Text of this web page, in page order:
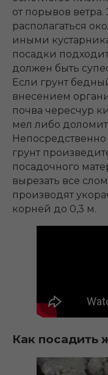
от порывов ветра.
располагаться
иными
посадки
должен быть
Если грунт
внесением
почва чересчур
мел либо
грунт
посадочного
вырезать все
производят
корней до 0,3 м.
Как посадить